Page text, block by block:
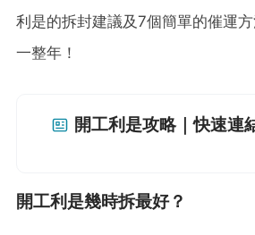
利是的拆封建議及7個簡單的催運
一整年！
開工利是攻略｜快速連
開工利是幾時拆最好？